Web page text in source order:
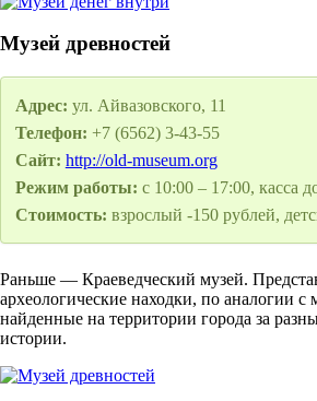
Музей древностей
Адрес: ул. Айвазовского, 11
Телефон: +7 (6562) 3-43-55
Сайт: http://old-museum.org
Режим работы: с 10:00 – 17:00, касса
Стоимость: взрослый -150 рублей,
Раньше — Краеведческий музей.
археологические находки, по аналогии с
найденные на территории города за
истории.